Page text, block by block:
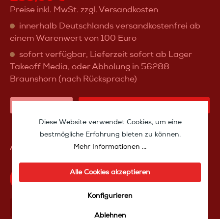
Preise inkl. MwSt. zzgl. Versandkosten
innerhalb Deutschlands versandkostenfrei ab
einem Warenwert von 100 Euro
sofort verfügbar, Lieferzeit sofort ab Lager
Takeoff Media, oder Abholung in 56288
Braunshorn (nach Rücksprache)
Artikelnummer: 40029
Produktfrage an das TakeoffMedia24 Team
Diese Website verwendet Cookies, um eine
bestmögliche Erfahrung bieten zu können.
Mehr Informationen ...
Alle Cookies akzeptieren
Konfigurieren
Ablehnen